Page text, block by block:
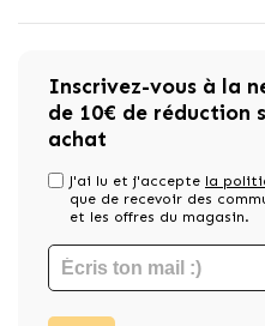
Inscrivez-vous à la
de 10€ de réduction
achat
J'ai lu et j'accepte la
que de recevoir des
et les offres du magasin.